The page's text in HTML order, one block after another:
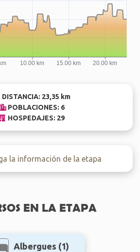
DISTANCIA: 23,35 km
POBLACIONES: 6
HOSPEDAJES: 29
la información de la etapa
EN LA ETAPA
Albergues (1)